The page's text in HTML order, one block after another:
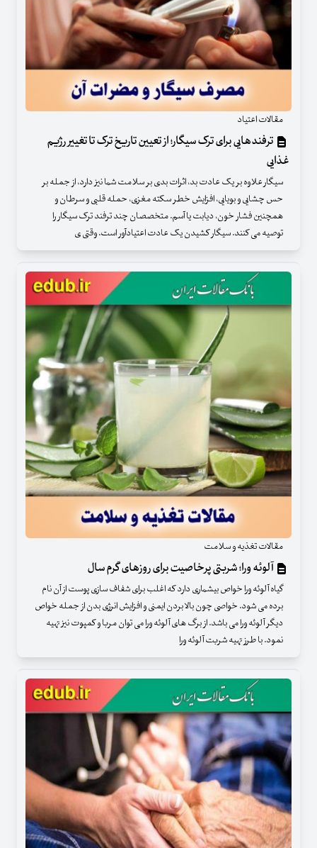
مقالات اعتیاد
ترفندهایی برای ترک سیگار؛ از تعیین تاریخ ترک تا تغییر رژیم
غذایی
سیگار علاوه بر یک عادت بد، اثرات بدی بر سلامت شما نیز دارد، از جمله بر
حس چشایی و بویایی، افزایش خطر سکته مغزی، حمله قلبی و سرطان و
همچنین فشار خون، دیابت یا آسم. متخصصان چند ترفند ترک سیگار را
توصیه می کنند. سیگار کشیدن یک عادت اعتیادآور است. وقتی ی
مقالات تغذیه و سلامت
آلوئه ورا؛ شربتی پرخاصیت برای روزهای گرم سال
گیاه آلوئه ورا خواص بیشماری دارد که اغلب برای شفاف سازی پوست از آن نام
برده می شود. خواصی چون بالا بردن ایمنی و افزایش انرژی بدن از جمله خواص
دیگر آلوئه ورا می باشد. از برگ های آلوئه ورا می توان مربا و کمپوت نیز تهیه
نمود. با طرز تهیه شربت آلوئه ورا